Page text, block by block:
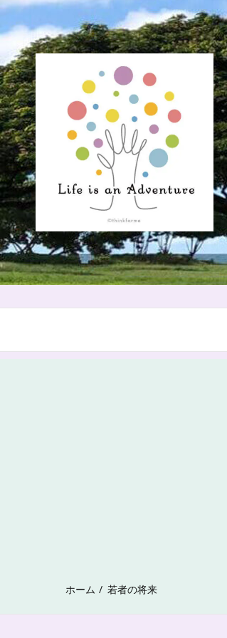
Skip
to
content
ホーム 若者の将来